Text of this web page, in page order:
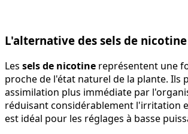
L'alternative des sels de nicotine
Les sels de nicotine représentent une
proche de l'état naturel de la plante. Ils
assimilation plus immédiate par
réduisant considérablement l'irritation
est idéal pour les réglages à basse